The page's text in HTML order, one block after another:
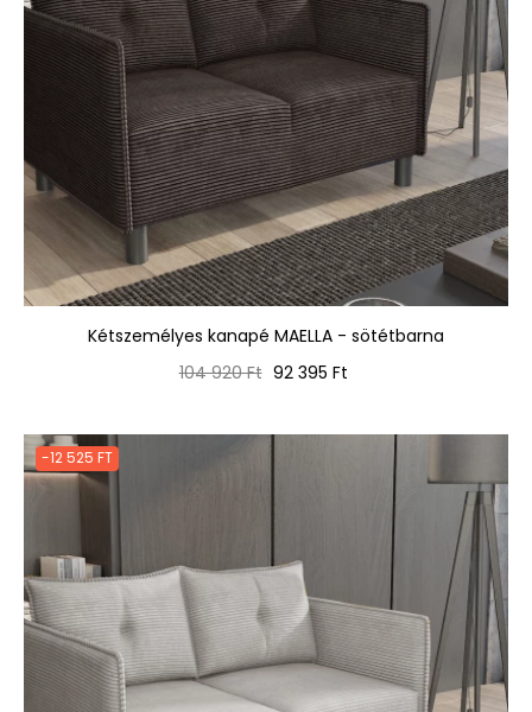
Kétszemélyes kanapé MAELLA - sötétbarna
Normál
104 920 Ft Ár
92 395 Ft
-12 525 FT